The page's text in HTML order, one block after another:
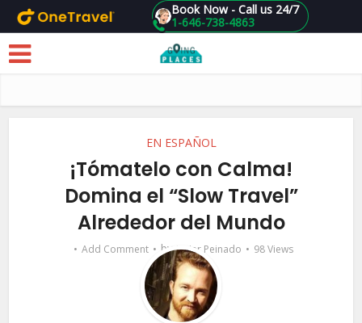
Skip to main content 1-646-738-4863
Book Now - Call us 24/7
EN ESPAÑOL
¡Tómatelo con Calma!
Domina el “Slow Travel”
Alrededor del Mundo
Add Comment byJavier Peinado 98 Views